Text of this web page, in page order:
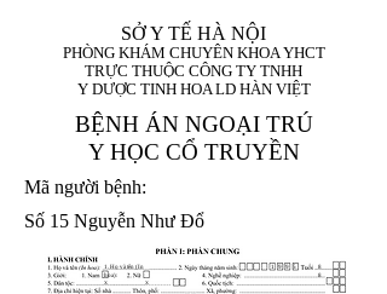
SỞ Y TẾ HÀ NỘI
PHÒNG KHÁM CHUYÊN KHOA YHCT
TRỰC THUỘC CÔNG TY TNHH
Y DƯỢC TINH HOA LD HÀN VIỆT
BỆNH ÁN NGOẠI TRÚ
Y HỌC CỔ TRUYỀN
Mã người bệnh:
Số 15 Nguyễn Như Đổ
1. Họ và tên (In
hoa):
1 9 9 5
8
8
X
X